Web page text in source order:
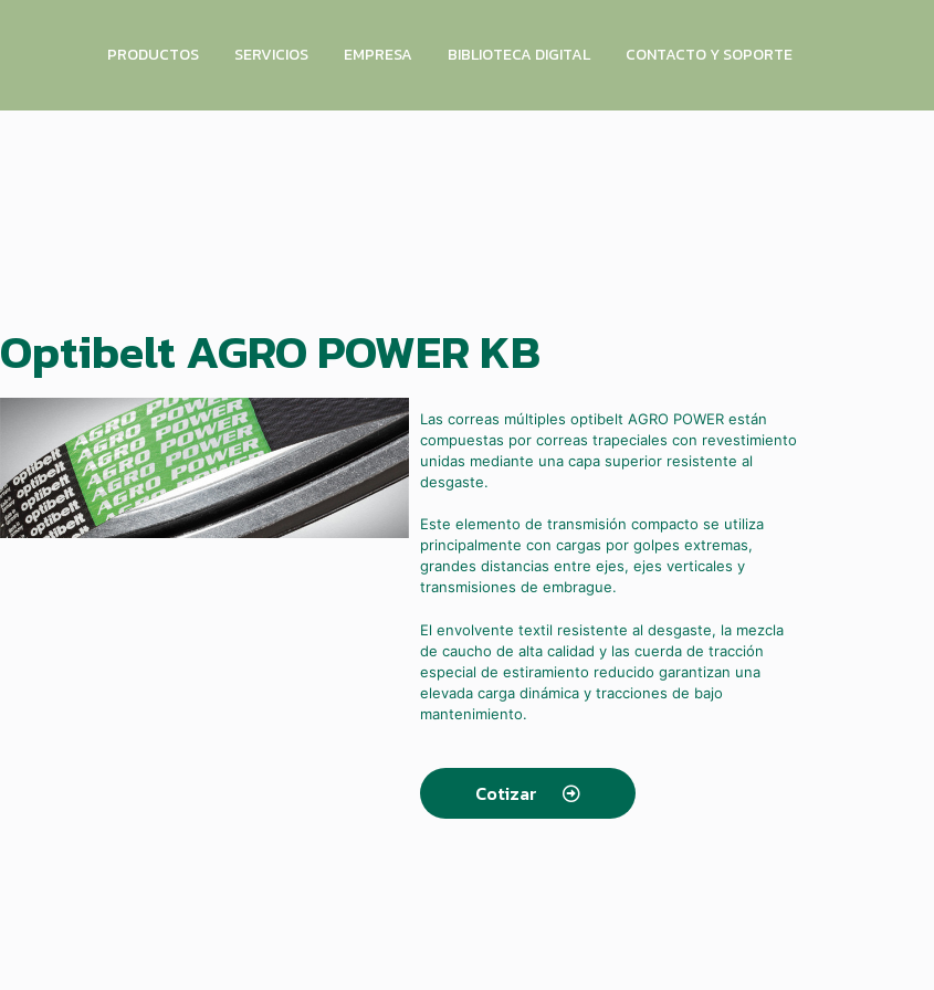
PRODUCTOS SERVICIOS EMPRESA BIBLIOTECA DIGITAL CONTACTO Y SOPORTE
Optibelt AGRO POWER KB
Las correas múltiples optibelt AGRO POWER están
compuestas por correas trapeciales con revestimiento
unidas mediante una capa superior resistente al
desgaste.
Este elemento de transmisión compacto se utiliza
principalmente con cargas por golpes extremas,
grandes distancias entre ejes, ejes verticales y
transmisiones de embrague.
El envolvente textil resistente al desgaste, la mezcla
de caucho de alta calidad y las cuerda de tracción
especial de estiramiento reducido garantizan una
elevada carga dinámica y tracciones de bajo
mantenimiento.
Cotizar